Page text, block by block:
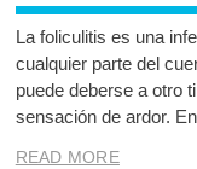
La foliculitis es una
cualquier parte del
puede deberse a otro
sensación de ardor.
READ MORE